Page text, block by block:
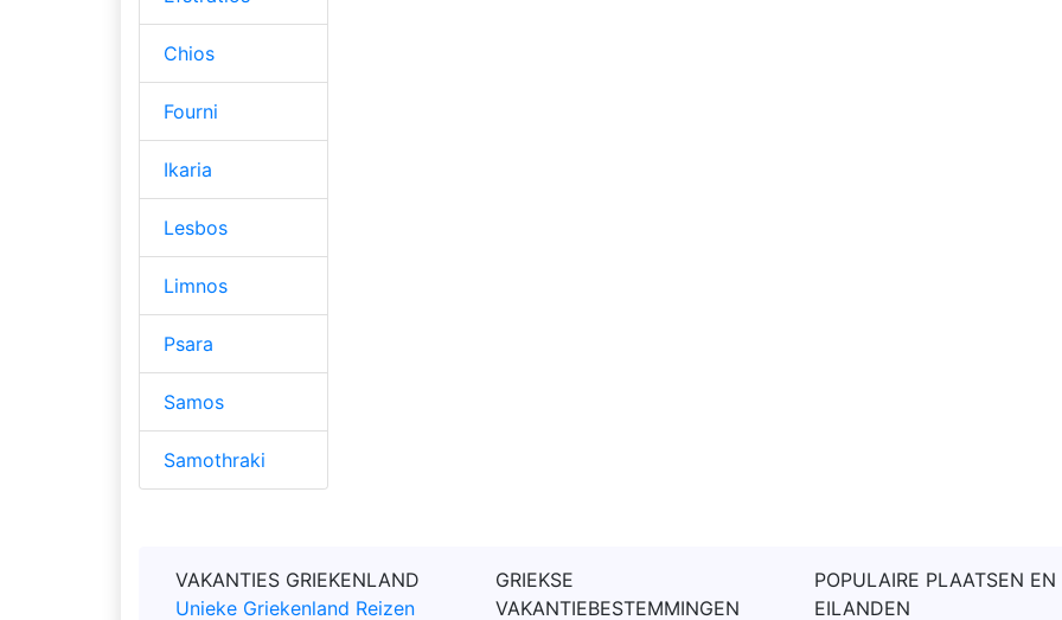
Chios
Fourni
Ikaria
Lesbos
Limnos
Psara
Samos
Samothraki
VAKANTIES GRIEKENLAND
Unieke Griekenland Reizen
GRIEKSE
VAKANTIEBESTEMMINGEN
POPULAIRE PLAATSEN EN
EILANDEN